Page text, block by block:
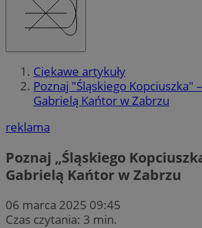
Ciekawe artykuły
Poznaj "Śląskiego Kopciuszka"
Gabrielą Kańtor w Zabrzu
reklama
Poznaj „Śląskiego
Gabrielą Kańtor w Zabrzu
06 marca 2025 09:45
Czas czytania: 3 min.